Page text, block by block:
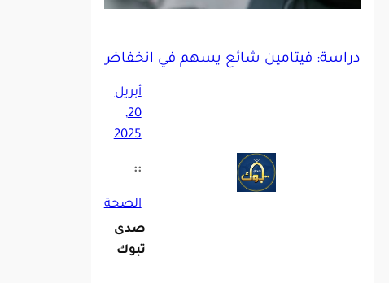
دراسة: فيتامين شائع يسهم في انخفاض خطر الإصابة
أبريل
20,
2025
::
الصحة
صدى
تبوك